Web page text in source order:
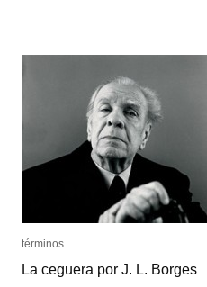
términos
La ceguera por J. L. Borges
términos
La ceguera por J. L. Borges